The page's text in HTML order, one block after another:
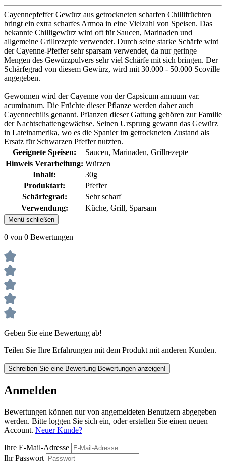
Cayennepfeffer Gewürz aus getrockneten scharfen Chillifrüchten
bringt ein extra scharfes Armoa in eine Vielzahl von Speisen. Das
bekannte Chilligewürz wird oft für Saucen, Marinaden und
allgemeine Grillrezepte verwendet. Durch seine starke Schärfe wird
der Cayenne-Pfeffer sehr sparsam verwendet, da nur geringe
Mengen des Gewürzpulvers sehr viel Schärfe mit sich bringen. Der
Schärfegrad von diesem Gewürz, wird mit 30.000 - 50.000 Scoville
angegeben.
Gewonnen wird der Cayenne von der Capsicum annuum var.
acuminatum. Die Früchte dieser Pflanze werden daher auch
Cayennechilis genannt. Pflanzen dieser Gattung gehören zur Familie
der Nachtschattengewächse. Seinen Ursprung gewann das Gewürz
in Lateinamerika, wo es die Spanier im getrockneten Zustand als
Ersatz für Schwarzen Pfeffer nutzten.
Geeignete Speisen:
Saucen, Marinaden, Grillrezepte
Hinweis Verarbeitung: Würzen
Inhalt:
30g
Produktart:
Pfeffer
Schärfegrad:
Sehr scharf
Verwendung:
Küche, Grill, Sparsam
Menü schließen
0 von 0 Bewertungen
Geben Sie eine Bewertung ab!
Teilen Sie Ihre Erfahrungen mit dem Produkt mit anderen Kunden.
Schreiben Sie eine Bewertung Bewertungen anzeigen!
Anmelden
Bewertungen können nur von angemeldeten Benutzern abgegeben
werden. Bitte loggen Sie sich ein, oder erstellen Sie einen neuen
Account. Neuer Kunde?
Ihre E-Mail-Adresse
Ihr Passwort